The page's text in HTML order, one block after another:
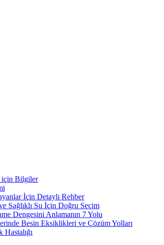
için Bilgiler
İçin Detaylı Rehber
Sağlıklı Su İçin Doğru Seçim
Dengesini Anlamanın 7 Yolu
Besin Eksiklikleri ve Çözüm Yolları